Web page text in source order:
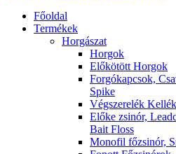
Főoldal
Termékek
Horgászat
Horgok
Előkötött Horgok
Forgókapcsok,
Spike
Végszerelék
Előke zsinór,
Bait Floss
Monofil főzsinór,